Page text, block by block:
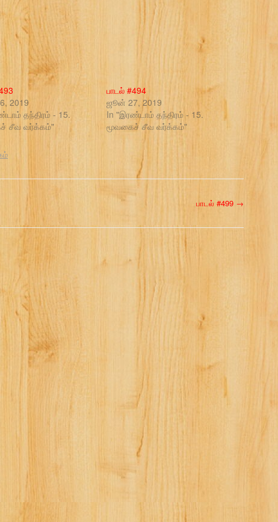
2019
தந்திரம் - 15.
சீவ வர்க்கம்"
பாடல் #494
ஜூன் 27, 2019
In "இரண்டாம் தந்திரம் - 15.
மூவகைச் சீவ வர்க்கம்"
பாடல் #499 →